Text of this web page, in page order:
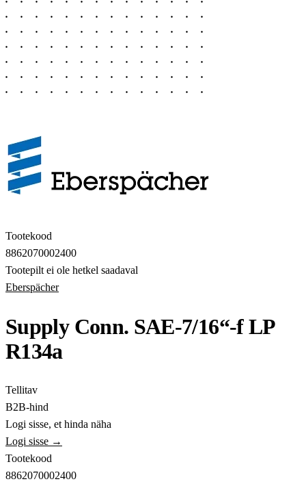
Tootekood
8862070002400
Tootepilt ei ole hetkel saadaval
Eberspächer
Supply Conn. SAE-7/16“-f LP
R134a
Tellitav
B2B-hind
Logi sisse, et hinda näha
Logi sisse →
Tootekood
8862070002400